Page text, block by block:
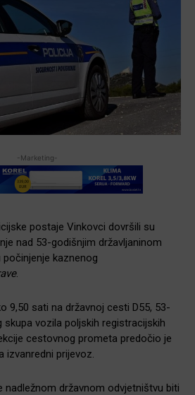
-Marketing-
postaje Vinkovci dovršili su
nad 53-godišnjim državljaninom
kaznenog
.
9,50 sati na državnoj cesti D55, 53-
vozila poljskih registracijskih
cestovnog prometa predočio je
izvanredni prijevoz.
nadležnom državnom odvjetništvu biti